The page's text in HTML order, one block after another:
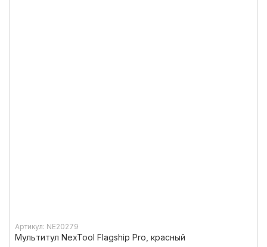
Артикул: NE20279
Мультитул NexTool Flagship Pro, красный